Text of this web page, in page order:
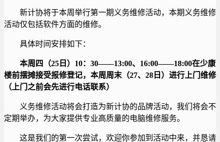
新计协将于本周举行第一期义务维修活动，本期义务维修
活动仅包括软件方面的维修。
具体时间安排如下：
本周四（25日）10：30——13:00、16:00——18:00在少康
楼前摆摊接受报修登记，本周周末（27、28日）进行上门维修
（上门之前会先进行电话联系）
义务维修活动将会打造为新计协的品牌活动，我们将会不
定期举办，为大家提供专业高质量的电脑维修服务。
这是我们的第一次尝试，欢迎你参加到活动中来，并恳请